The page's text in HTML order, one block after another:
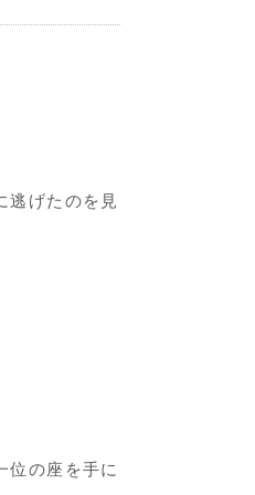
逃げたのを見
位の座を手に